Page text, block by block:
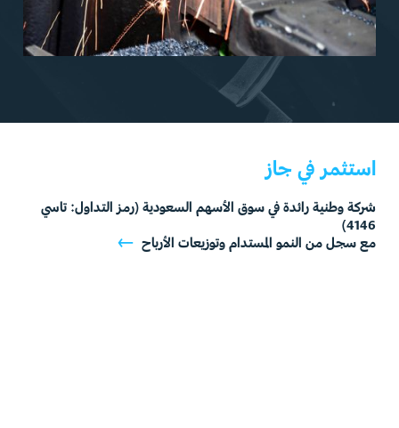
قطاع التصنيع
استثمر في جاز
شركة وطنية رائدة في سوق الأسهم السعودية (رمز التداول: تاسي
4146)
مع سجل من النمو المستدام وتوزيعات الأرباح ←